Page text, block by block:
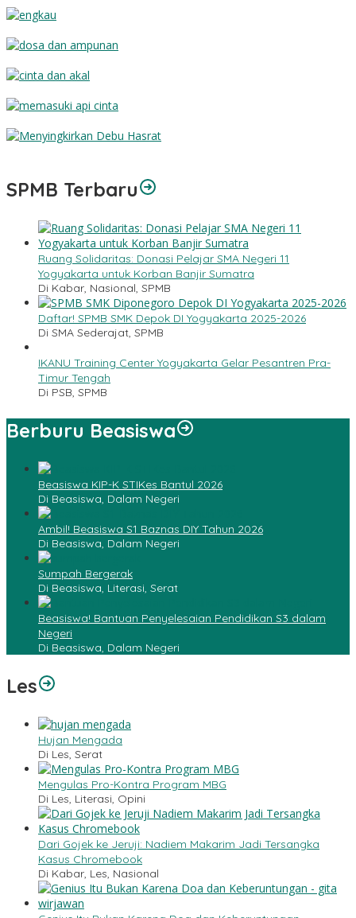
SPMB Terbaru
Ruang Solidaritas: Donasi Pelajar SMA Negeri 11
Yogyakarta untuk Korban Banjir Sumatra
Di Kabar, Nasional, SPMB
Daftar! SPMB SMK Depok DI Yogyakarta 2025-2026
Di SMA Sederajat, SPMB
IKANU Training Center Yogyakarta Gelar Pesantren Pra-
Timur Tengah
Di PSB, SPMB
Berburu Beasiswa
Beasiswa KIP-K STIKes Bantul 2026
Di Beasiswa, Dalam Negeri
Ambil! Beasiswa S1 Baznas DIY Tahun 2026
Di Beasiswa, Dalam Negeri
Sumpah Bergerak
Di Beasiswa, Literasi, Serat
Beasiswa! Bantuan Penyelesaian Pendidikan S3 dalam
Negeri
Di Beasiswa, Dalam Negeri
Les
Hujan Mengada
Di Les, Serat
Mengulas Pro-Kontra Program MBG
Di Les, Literasi, Opini
Dari Gojek ke Jeruji: Nadiem Makarim Jadi Tersangka
Kasus Chromebook
Di Kabar, Les, Nasional